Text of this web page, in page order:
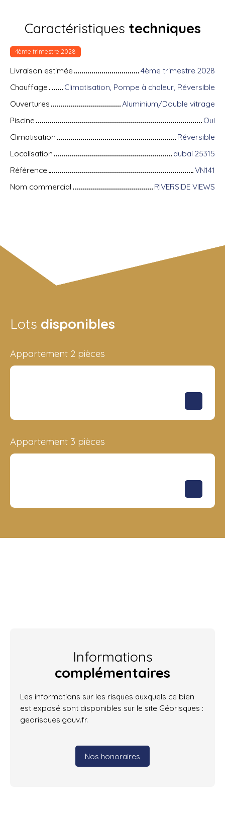
Caractéristiques techniques
4ème trimestre 2028
Livraison estimée
4ème trimestre 2028
Chauffage
Climatisation, Pompe à chaleur, Réversible
Ouvertures
Aluminium/Double vitrage
Piscine
Oui
Climatisation
Réversible
Localisation
dubai 25315
Référence
VN141
Nom commercial
RIVERSIDE VIEWS
Lots disponibles
Appartement 2 pièces
Appartement 3 pièces
Informations
complémentaires
Les informations sur les risques auxquels ce bien
est exposé sont disponibles sur le site Géorisques :
georisques.gouv.fr.
Nos honoraires